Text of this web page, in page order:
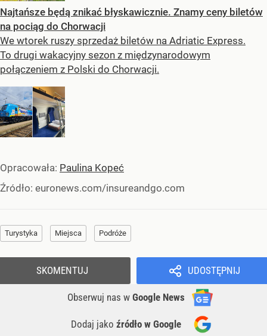
Najtańsze będą znikać błyskawicznie. Znamy ceny biletów
na pociąg do Chorwacji
We wtorek ruszy sprzedaż biletów na Adriatic Express.
To drugi wakacyjny sezon z międzynarodowym
połączeniem z Polski do Chorwacji.
Opracowała: Paulina Kopeć
Źródło: euronews.com/insureandgo.com
Turystyka Miejsca Podróże
UDOSTĘPNIJ
Obserwuj nas w Google News
Dodaj jako źródło w Google
SKOMENTUJ